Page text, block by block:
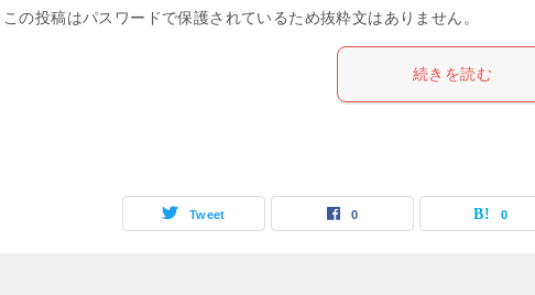
この投稿はパスワードで保護されているため抜粋文はありません。
続きを読む
Tweet 0 0